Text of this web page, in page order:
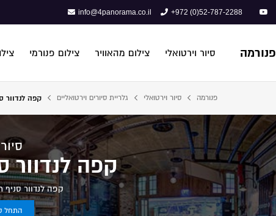
+972 (0)52-787-2288
info@4panorama.co.il
פנורמה סיור וירטואלי צילום מהאוויר צילום פנורמי
פנורמה סיור וירטואלי גלריית סיורים וירטואליים קפה לנדוור
קפה לנדוור
קפה לנדוור
התחל